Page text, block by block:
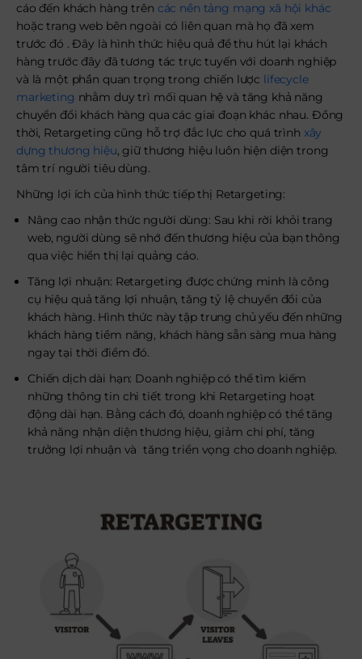
cáo đến khách hàng trên các nền tảng mạng xã hội khác
hoặc trang web bên ngoài có liên quan mà họ đã xem
trước đó . Đây là hình thức hiệu quả để thu hút lại khách
hàng trước đây đã tương tác trực tuyến với doanh nghiệp
và là một phần quan trọng trong chiến lược lifecycle
marketing nhằm duy trì mối quan hệ và tăng khả năng
chuyển đổi khách hàng qua các giai đoạn khác nhau. Đồng
thời, Retargeting cũng hỗ trợ đắc lực cho quá trình xây
dựng thương hiệu, giữ thương hiệu luôn hiện diện trong
tâm trí người tiêu dùng.
Những lợi ích của hình thức tiếp thị Retargeting:
Nâng cao nhận thức người dùng: Sau khi rời khỏi trang
web, người dùng sẽ nhớ đến thương hiệu của bạn thông
qua việc hiển thị lại quảng cáo.
Tăng lợi nhuận: Retargeting được chứng minh là công
cụ hiệu quả tăng lợi nhuận, tăng tỷ lệ chuyển đổi của
khách hàng. Hình thức này tập trung chủ yếu đến những
khách hàng tiềm năng, khách hàng sẵn sàng mua hàng
ngay tại thời điểm đó.
Chiến dịch dài hạn: Doanh nghiệp có thể tìm kiếm
những thông tin chi tiết trong khi Retargeting hoạt
động dài hạn. Bằng cách đó, doanh nghiệp có thể tăng
khả năng nhận diện thương hiệu, giảm chi phí, tăng
trưởng lợi nhuận và tăng triển vọng cho doanh nghiệp.